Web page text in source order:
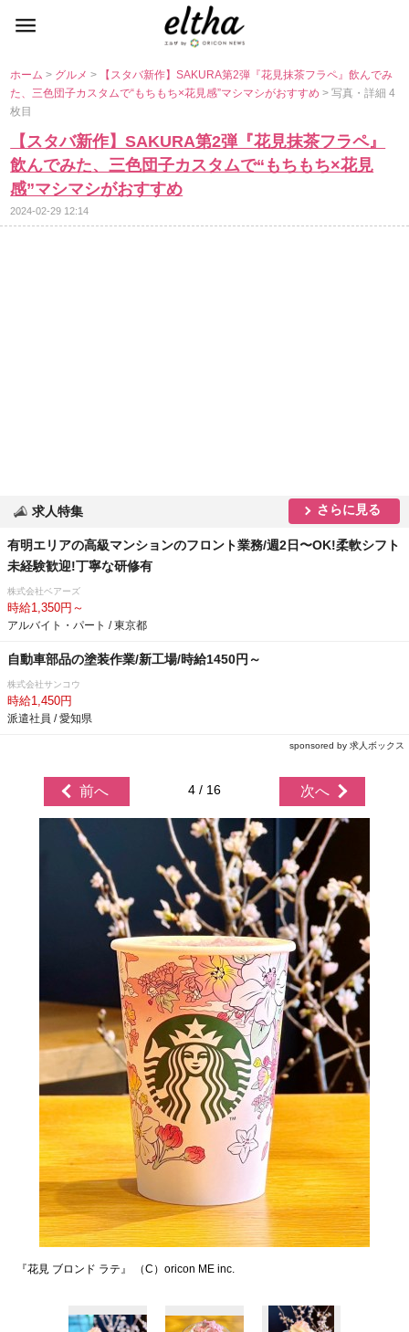
ホーム> グルメ>
【スタバ新作】SAKURA第2弾『花見抹茶フラペ』飲んでみ
た、三色団子カスタムで“もちもち×花見感”マシマシがおすすめ> 写真・詳細 4
枚目
【スタバ新作】SAKURA第2弾『花見抹茶フラペ』
飲んでみた、三色団子カスタムで“もちもち×花見
感”マシマシがおすすめ
2024-02-29 12:14
求人特集 さらに見る
有明エリアの⾼級マンションのフロント業務/週2⽇〜OK!柔軟シフト
未経験歓迎!丁寧な研修有
株式会社ベアーズ
時給1,350円～
アルバイト・パート / 東京都
自動車部品の塗装作業/新工場/時給1450円～
株式会社サンコウ
時給1,450円
派遣社員 / 愛知県
sponsored by 求人ボックス
前へ 4 / 16 次へ
『花見 ブロンド ラテ』 （C）oricon ME inc.